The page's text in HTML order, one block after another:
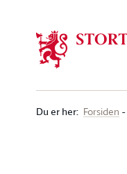
Du er her: Forsiden